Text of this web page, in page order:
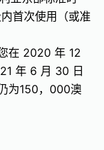
首次使用（或准
在 2020 年 12
年 6 月 30 日
为150，000澳